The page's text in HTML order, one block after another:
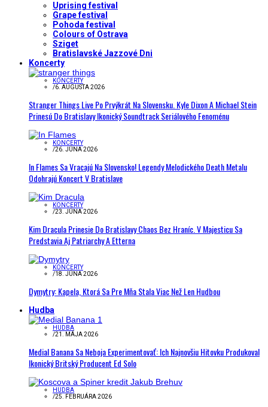
Uprising festival
Grape festival
Pohoda festival
Colours of Ostrava
Sziget
Bratislavské Jazzové Dni
Koncerty
KONCERTY
/6. AUGUSTA 2026
Stranger Things Live Po Prvýkrát Na Slovensku. Kyle Dixon A Michael Stein
Prinesú Do Bratislavy Ikonický Soundtrack Seriálového Fenoménu
KONCERTY
/26. JÚNA 2026
In Flames Sa Vracajú Na Slovensko! Legendy Melodického Death Metalu
Odohrajú Koncert V Bratislave
KONCERTY
/23. JÚNA 2026
Kim Dracula Prinesie Do Bratislavy Chaos Bez Hraníc. V Majesticu Sa
Predstavia Aj Patriarchy A Etterna
KONCERTY
/18. JÚNA 2026
Dymytry: Kapela, Ktorá Sa Pre Mňa Stala Viac Než Len Hudbou
Hudba
HUDBA
/21. MÁJA 2026
Medial Banana Sa Neboja Experimentovať: Ich Najnovšiu Hitovku Produkoval
Ikonický Britský Producent Ed Solo
HUDBA
/25. FEBRUÁRA 2026